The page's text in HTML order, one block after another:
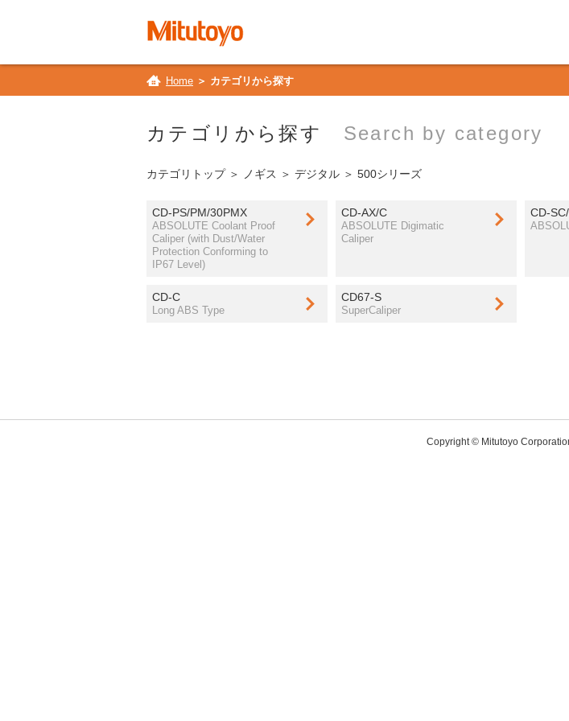
Home ＞ カテゴリから探す
カテゴリから探す Search by category
カテゴリトップ ＞ ノギス ＞ デジタル ＞ 500シリーズ
CD-PS/PM/30PMX
ABSOLUTE Coolant Proof
Caliper (with Dust/Water
Protection Conforming to
IP67 Level)
CD-AX/C
ABSOLUTE Digimatic
Caliper
CD-
CD-C
Long ABS Type
CD67-S
SuperCaliper
Copyright © Mitutoyo